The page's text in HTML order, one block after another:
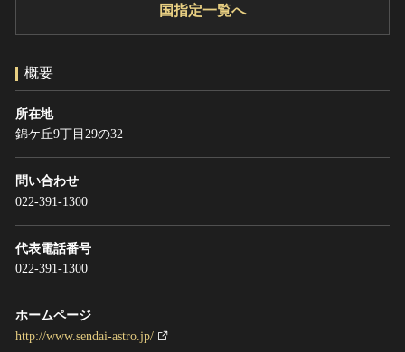
国指定一覧へ
概要
所在地
錦ケ丘9丁目29の32
問い合わせ
022-391-1300
代表電話番号
022-391-1300
ホームページ
http://www.sendai-astro.jp/